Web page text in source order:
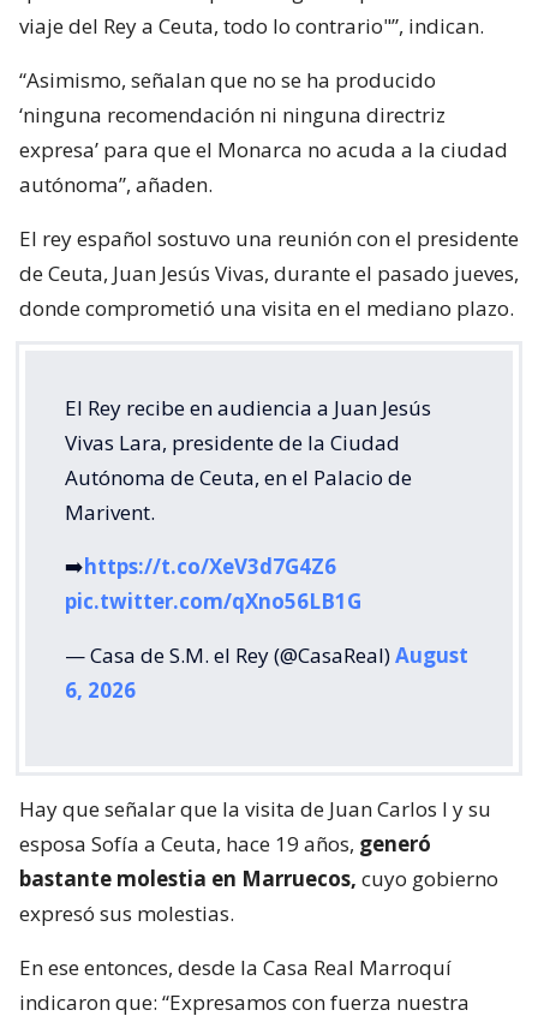
viaje del Rey a Ceuta, todo lo contrario"”, indican.
“Asimismo, señalan que no se ha producido
‘ninguna recomendación ni ninguna directriz
expresa’ para que el Monarca no acuda a la ciudad
autónoma”, añaden.
El rey español sostuvo una reunión con el presidente
de Ceuta, Juan Jesús Vivas, durante el pasado jueves,
donde comprometió una visita en el mediano plazo.
El Rey recibe en audiencia a Juan Jesús
Vivas Lara, presidente de la Ciudad
Autónoma de Ceuta, en el Palacio de
Marivent.
➡️https://t.co/XeV3d7G4Z6
pic.twitter.com/qXno56LB1G
— Casa de S.M. el Rey (@CasaReal)August
6, 2026
Hay que señalar que la visita de Juan Carlos I y su
esposa Sofía a Ceuta, hace 19 años, generó
bastante molestia en Marruecos, cuyo gobierno
expresó sus molestias.
En ese entonces, desde la Casa Real Marroquí
indicaron que: “Expresamos con fuerza nuestra